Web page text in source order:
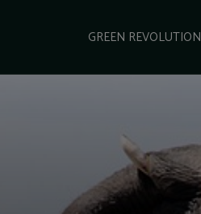
GREEN REVOLUTION